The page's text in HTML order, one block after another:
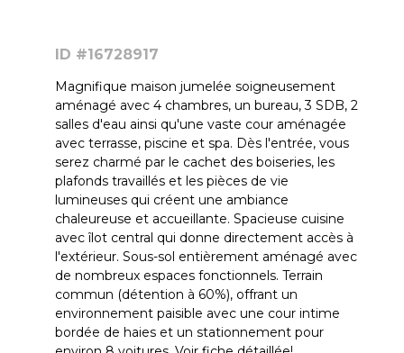
ID #16728917
Magnifique maison jumelée soigneusement
aménagé avec 4 chambres, un bureau, 3 SDB, 2
salles d'eau ainsi qu'une vaste cour aménagée
avec terrasse, piscine et spa. Dès l'entrée, vous
serez charmé par le cachet des boiseries, les
plafonds travaillés et les pièces de vie
lumineuses qui créent une ambiance
chaleureuse et accueillante. Spacieuse cuisine
avec îlot central qui donne directement accès à
l'extérieur. Sous-sol entièrement aménagé avec
de nombreux espaces fonctionnels. Terrain
commun (détention à 60%), offrant un
environnement paisible avec une cour intime
bordée de haies et un stationnement pour